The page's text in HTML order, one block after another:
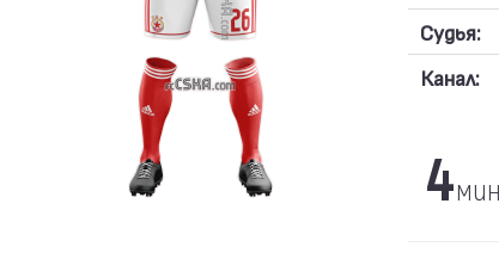
Судья:
Канал:
4мин